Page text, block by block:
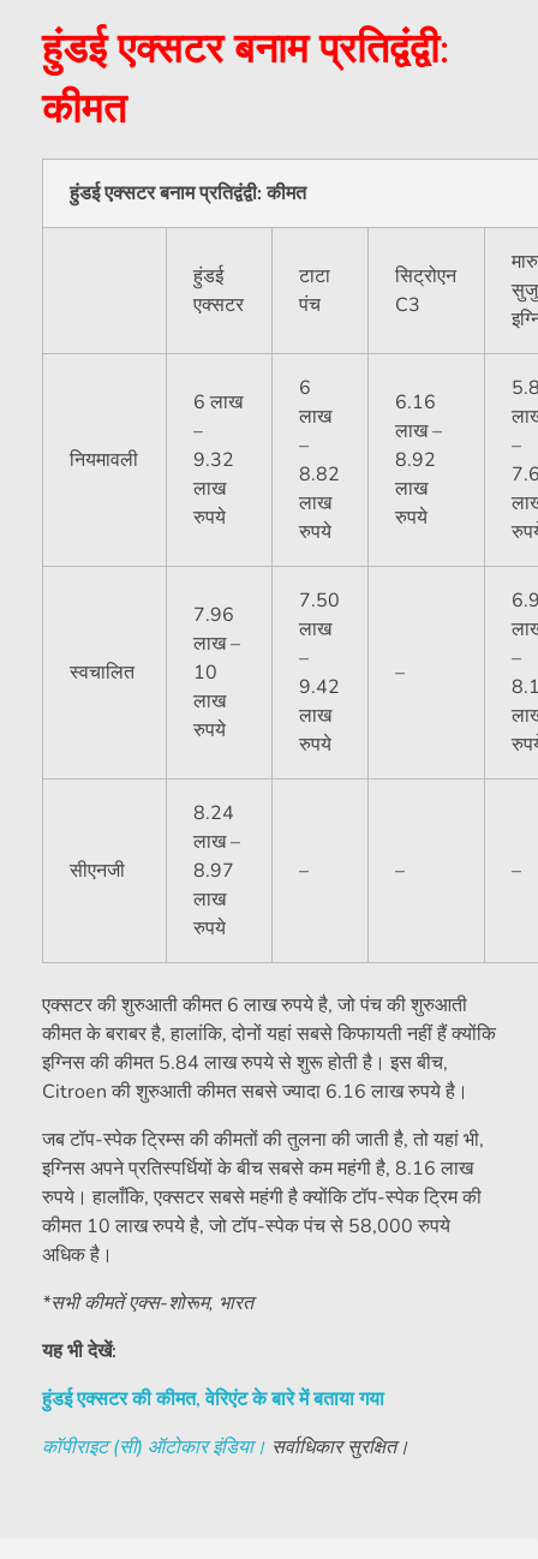
हुंडई एक्सटर बनाम प्रतिद्वंद्वी:
कीमत
हुंडई एक्सटर बनाम प्रतिद्वंद्वी: कीमत
हुंडई
एक्सटर
टाटा
पंच
सिट्रोएन
C3
नियमावली
6 लाख
–
9.32
लाख
रुपये
6
लाख
–
8.82
लाख
रुपये
6.16
लाख –
8.92
लाख
रुपये
–
स्वचालित
7.96
लाख –
10
लाख
रुपये
7.50
लाख
–
9.42
लाख
रुपये
–
–
सीएनजी
8.24
लाख –
8.97
लाख
रुपये
– – –
एक्सटर की शुरुआती कीमत 6 लाख रुपये है, जो पंच की शुरुआती
कीमत के बराबर है, हालांकि, दोनों यहां सबसे किफायती नहीं हैं क्योंकि
इग्निस की कीमत 5.84 लाख रुपये से शुरू होती है। इस बीच,
Citroen की शुरुआती कीमत सबसे ज्यादा 6.16 लाख रुपये है।
जब टॉप-स्पेक ट्रिम्स की कीमतों की तुलना की जाती है, तो यहां भी,
इग्निस अपने प्रतिस्पर्धियों के बीच सबसे कम महंगी है, 8.16 लाख
रुपये। हालाँकि, एक्सटर सबसे महंगी है क्योंकि टॉप-स्पेक ट्रिम की
कीमत 10 लाख रुपये है, जो टॉप-स्पेक पंच से 58,000 रुपये
अधिक है।
*सभी कीमतें एक्स-शोरूम, भारत
यह भी देखें:
हुंडई एक्सटर की कीमत, वेरिएंट के बारे में बताया गया
कॉपीराइट (सी) ऑटोकार इंडिया। सर्वाधिकार सुरक्षित।